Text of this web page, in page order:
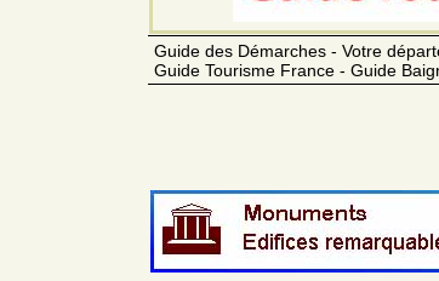
Guide des Démarches - Votre
Guide Tourisme France - Guide